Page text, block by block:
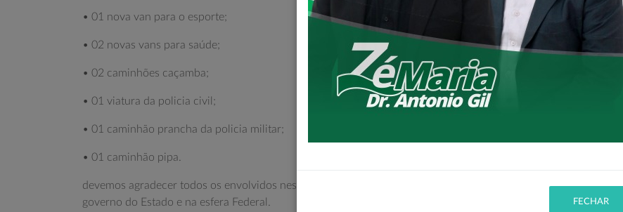
• 01 nova van para o esporte;
• 02 novas vans para saúde;
• 02 caminhões caçamba;
• 01 viatura da policia civil;
• 01 caminhão prancha da policia militar;
• 01 caminhão pipa.
devemos agradecer todos os envolvidos nessas conquistas, em especial aos nossos representantes no
governo do Estado e na esfera Federal.
FECHAR